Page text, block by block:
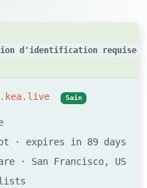
d'identification requise
Sain
· expires in 89 days
· San Francisco, US